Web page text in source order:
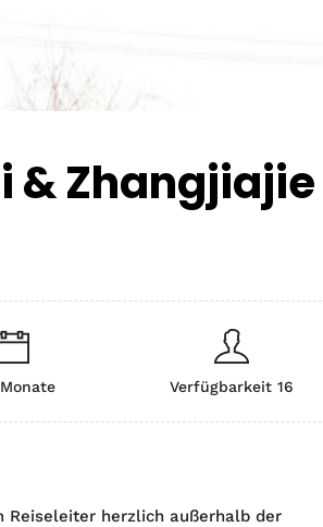
& Zhangjiajie
Verfügbarkeit 16
Reiseleiter herzlich außerhalb der